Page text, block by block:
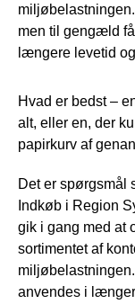
men til gengæld
længere levetid
Hvad er bedst –
alt, eller en, der
papirkurv af
Det er spørgsmål
Indkøb i Region
gik i gang med at
sortimentet af
anvendes i